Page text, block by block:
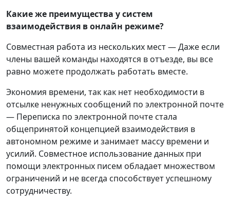
Какие же преимущества у систем
взаимодействия в онлайн режиме?
Совместная работа из нескольких мест — Даже если
члены вашей команды находятся в отъезде, вы все
равно можете продолжать работать вместе.
Экономия времени, так как нет необходимости в
отсылке ненужных сообщений по электронной почте
— Переписка по электронной почте стала
общепринятой концепцией взаимодействия в
автономном режиме и занимает массу времени и
усилий. Совместное использование данных при
помощи электронных писем обладает множеством
ограничений и не всегда способствует успешному
сотрудничеству.